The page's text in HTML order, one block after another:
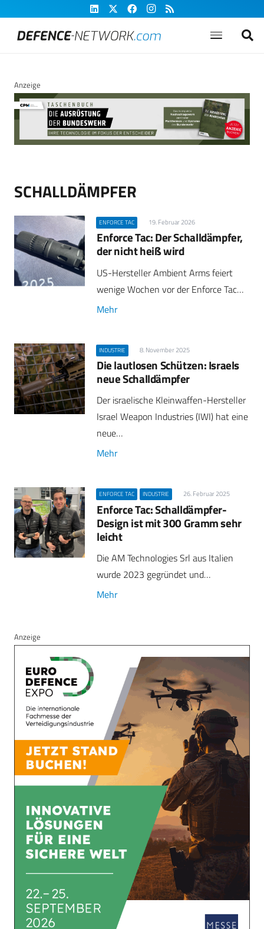
Anzeige
SCHALLDÄMPFER
ENFORCE TAC 19. Februar 2026
Enforce Tac: Der Schalldämpfer,
der nicht heiß wird
US-Hersteller Ambient Arms feiert
wenige Wochen vor der Enforce Tac…
Mehr
INDUSTRIE 8. November 2025
Die lautlosen Schützen: Israels
neue Schalldämpfer
Der israelische Kleinwaffen-Hersteller
Israel Weapon Industries (IWI) hat eine
neue…
Mehr
ENFORCE TAC INDUSTRIE 26. Februar 2025
Enforce Tac: Schalldämpfer-
Design ist mit 300 Gramm sehr
leicht
Die AM Technologies Srl aus Italien
wurde 2023 gegründet und…
Mehr
Anzeige